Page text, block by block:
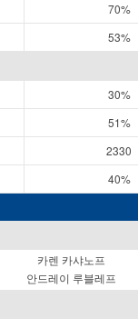
70%
53%
30%
51%
2330
40%
카렌 카샤노프
안드레이 루블레프